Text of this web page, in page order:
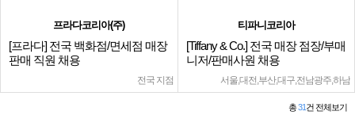
프라다코리아(주)
[프라다] 전국 백화점/면세점 매장
판매 직원 채용
전국 지점
티파니코리아
[Tiffany & Co.] 전국 매장 점장/부매
니저/판매사원 채용
서울,대전,부산,대구,전남광주,하남
총31건 전체보기